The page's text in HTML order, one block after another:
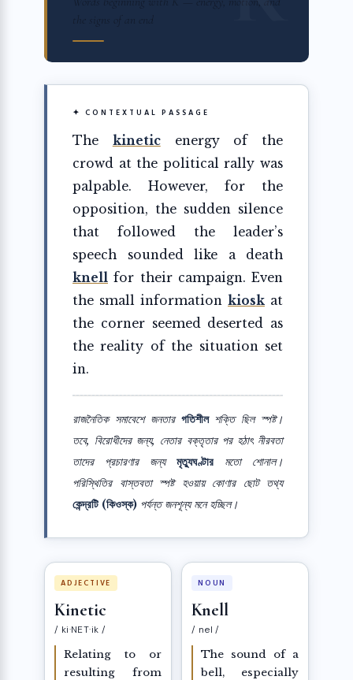
the signs of an end
✦ CONTEXTUAL PASSAGE
The kineticenergy of the
crowd at the political rally was
palpable. However, for the
opposition, the sudden silence
that followed the leader’s
speech sounded like a death
knell for their campaign. Even
the small information kiosk at
the corner seemed deserted as
the reality of the situation set
in.
রাজনৈতিক সমাবেশে জনতার গতিশীলশক্তি ছিল স্পষ্ট।
তবে, বিরোধীদের জন্য, নেতার বক্তৃতার পর হঠাৎ নীরবতা
তাদের প্রচারণার জন্য মৃত্যুঘণ্টার মতো শোনাল।
পরিস্থিতির বাস্তবতা স্পষ্ট হওয়ায় কোণার ছোট তথ্য
কেন্দ্রটি (কিওস্ক) পর্যন্ত জনশূন্য মনে হচ্ছিল।
ADJECTIVE
Kinetic
/ ki·NET·ik /
Relating to or
resulting from
NOUN
Knell
/ nel /
The sound of a
bell, especially